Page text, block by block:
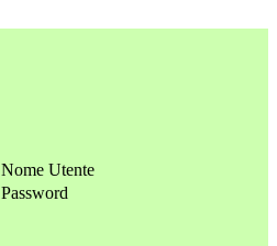
Nome Utente
Password